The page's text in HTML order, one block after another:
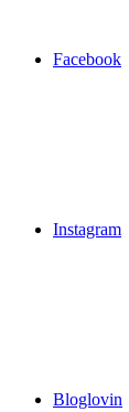
Facebook
Instagram
Bloglovin